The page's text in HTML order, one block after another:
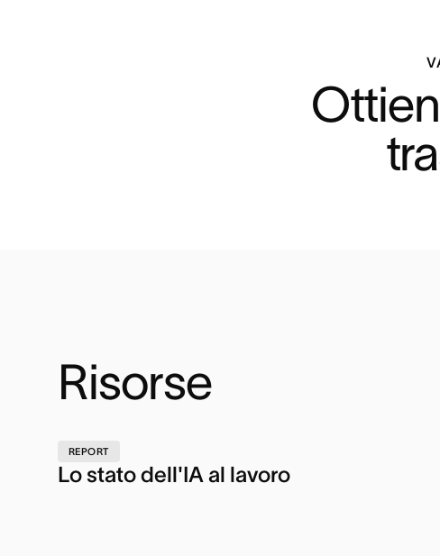
Risorse
REPORT
Lo stato dell'IA al lavoro